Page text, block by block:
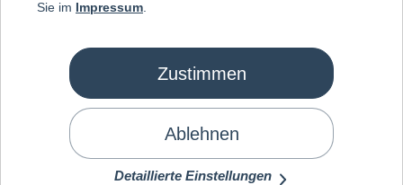
Sie im Impressum
Zustimmen
Ablehnen
Detaillierte Einstellungen